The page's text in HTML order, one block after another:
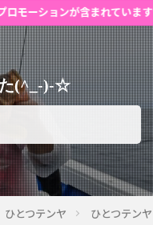
含まれています★
た(^_-)-☆
ひとつテンヤ ひとつテン